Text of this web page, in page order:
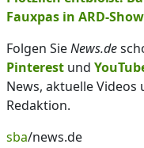
Fauxpas in ARD-Show
Folgen SieNews.de
Pinterest und
News, aktuelle
Redaktion.
sba/news.de